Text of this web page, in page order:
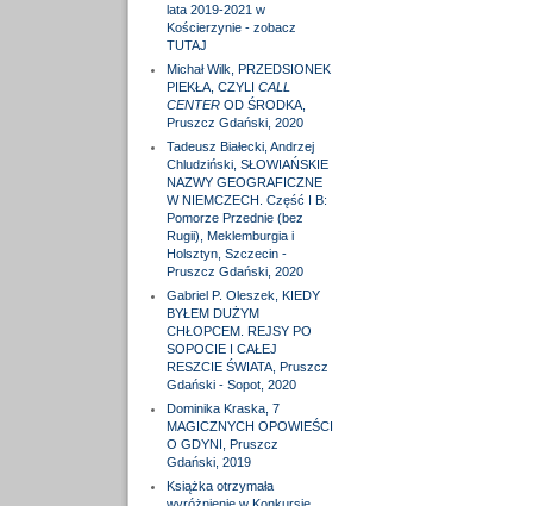
lata 2019-2021 w
Kościerzynie - zobacz
TUTAJ
Michał Wilk, PRZEDSIONEK
PIEKŁA, CZYLI CALL
CENTEROD ŚRODKA,
Pruszcz Gdański, 2020
Tadeusz Białecki, Andrzej
Chludziński, SŁOWIAŃSKIE
NAZWY GEOGRAFICZNE
W NIEMCZECH. Część I B:
Pomorze Przednie (bez
Rugii), Meklemburgia i
Holsztyn, Szczecin -
Pruszcz Gdański, 2020
Gabriel P. Oleszek, KIEDY
BYŁEM DUŻYM
CHŁOPCEM. REJSY PO
SOPOCIE I CAŁEJ
RESZCIE ŚWIATA, Pruszcz
Gdański - Sopot, 2020
Dominika Kraska, 7
MAGICZNYCH OPOWIEŚCI
O GDYNI, Pruszcz
Gdański, 2019
Książka otrzymała